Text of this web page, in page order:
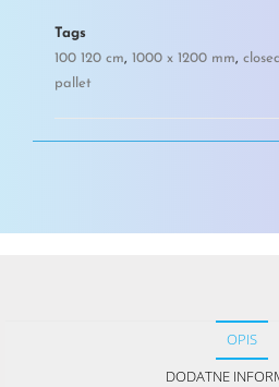
Tags
100 120 cm, 1000 x 1200 mm,
pallet
OPIS
DODATNE